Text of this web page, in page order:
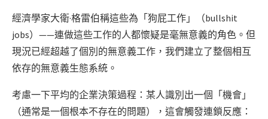
經濟學家大衛·格雷伯稱這些為「狗屁工作」（bullshit
jobs）——連做這些工作的人都懷疑是毫無意義的角色。但
現況已經超越了個別的無意義工作，我們建立了整個相互
依存的無意義生態系統。
考慮一下平均的企業決策過程：某人識別出一個「機會」
（通常是一個根本不存在的問題），這會觸發連鎖反應：